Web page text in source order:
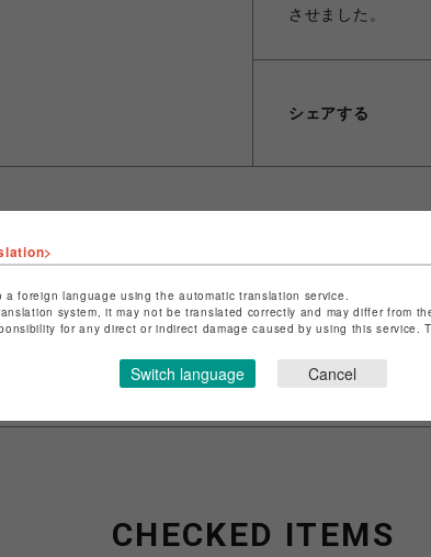
させました。
シェアする
ショップ名
ビーバー
店舗名
池袋PARCO
特定商取引法など法令に基づく表記は
こちら
ショップお問い合わせは こちら
CHECKED ITEMS
foreign language using the automatic translation service.
system, it may not be translated correctly and may differ from
for any direct or indirect damage caused by using this service.
Switch language Cancel